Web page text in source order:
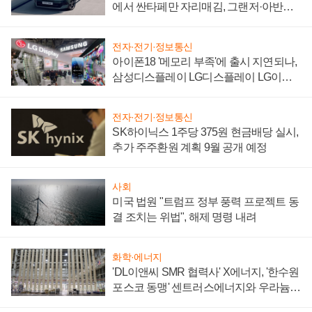
에서 싼타페만 자리매김, 그랜저·아반떼
전자·전기·정보통신
아이폰18 '메모리 부족'에 출시 지연되나,
삼성디스플레이 LG디스플레이 LG이노
전자·전기·정보통신
SK하이닉스 1주당 375원 현금배당 실시,
추가 주주환원 계획 9월 공개 예정
사회
미국 법원 "트럼프 정부 풍력 프로젝트 동
결 조치는 위법", 해제 명령 내려
화학·에너지
'DL이앤씨 SMR 협력사' X에너지, '한수원
포스코 동맹' 센트러스에너지와 우라늄